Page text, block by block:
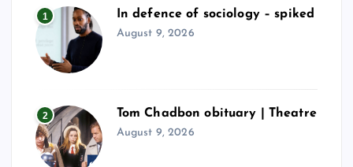
1 In defence of sociology – spiked
August 9, 2026
2 Tom Chadbon obituary | Theatre
August 9, 2026